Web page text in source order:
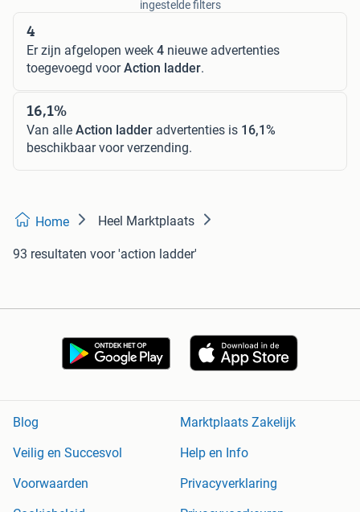
ingestelde filters
4
Er zijn afgelopen week 4 nieuwe advertenties
toegevoegd voorAction ladder.
16,1%
Van alle Action ladder advertenties is 16,1%
beschikbaar voor verzending.
Home Heel Marktplaats
93 resultaten voor 'action ladder'
Blog
Marktplaats Zakelijk
Veilig en Succesvol
Help en Info
Voorwaarden
Privacyverklaring